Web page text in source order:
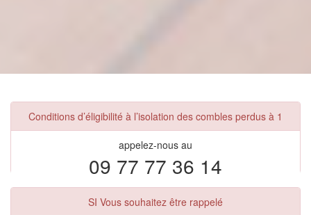
Conditions d’éligibilité à l’isolation des combles perdus à 1
appelez-nous au
09 77 77 36 14
SI Vous souhaitez être rappelé